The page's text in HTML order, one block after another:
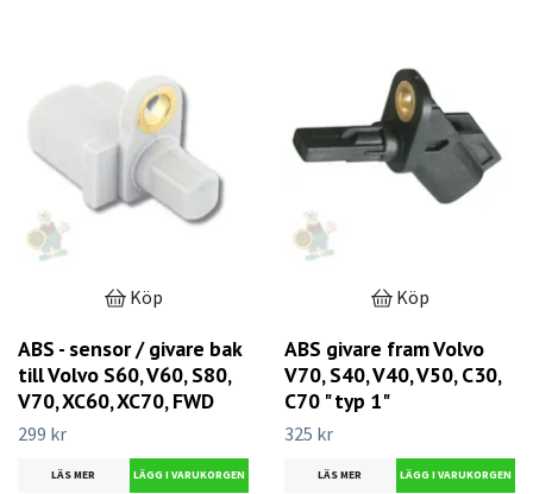
Köp
ABS - sensor / givare bak
till Volvo S60, V60, S80,
V70, XC60, XC70, FWD
299 kr
LÄS MER
Köp
ABS givare fram Volvo
V70, S40, V40, V50, C30,
C70 " typ 1"
325 kr
LÄS MER